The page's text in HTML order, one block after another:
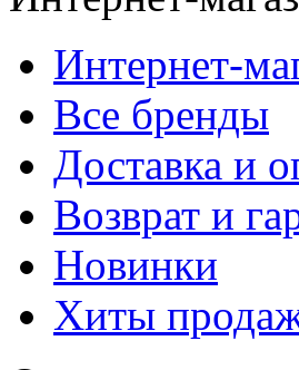
Интернет-
Все бренды
Доставка и
Возврат и
Новинки
Хиты